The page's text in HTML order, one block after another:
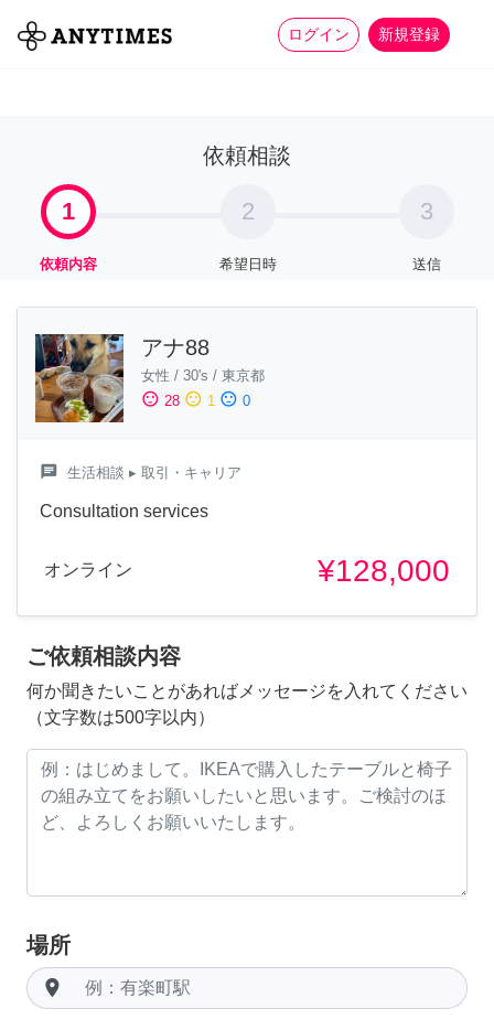
ログイン 新規登録
全て 家事 more_horiz
依頼相談
1
依頼内容
2
希望日時
3
送信
アナ88
女性 / 30's / 東京都
sentiment_satisfied 28 sentiment_neutral 1 sentiment_dissatisfied 0
chat 生活相談 ▸ 取引・キャリア
Consultation services
オンライン ¥128,000
ご依頼相談内容
何か聞きたいことがあればメッセージを入れてください
（文字数は500字以内）
場所
room